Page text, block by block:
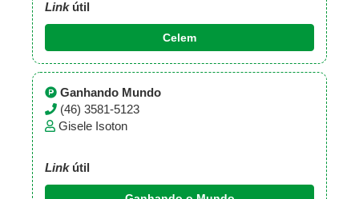
Linkútil
Celem
Ganhando Mundo
(46) 3581-5123
Gisele Isoton
Linkútil